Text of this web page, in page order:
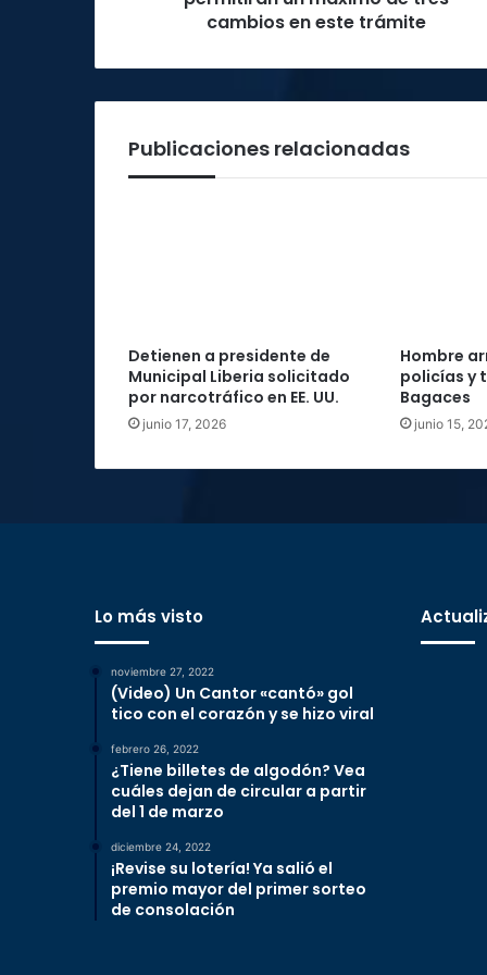
trámite
cambios en este trámite
Publicaciones relacionadas
Detienen a presidente de
Municipal Liberia solicitado
por narcotráfico en EE. UU.
junio 17, 2026
Hombre
policías y
Bagaces
junio 15,
Lo más visto
noviembre 27, 2022
(Video) Un Cantor «cantó» gol
tico con el corazón y se hizo viral
febrero 26, 2022
¿Tiene billetes de algodón? Vea
cuáles dejan de circular a partir
del 1 de marzo
diciembre 24, 2022
¡Revise su lotería! Ya salió el
premio mayor del primer sorteo
de consolación